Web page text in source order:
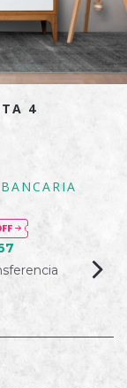
4